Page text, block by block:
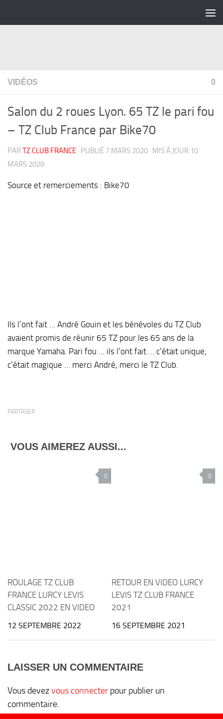
VIDÉOS 0
Salon du 2 roues Lyon. 65 TZ le pari fou
– TZ Club France par Bike70
PARTZ CLUB FRANCE · PUBLIÉ 7 MARS 2020 · MIS À JOUR 10
MARS 2020
Source et remerciements : Bike70
Ils l’ont fait … André Gouin et les bénévoles du TZ Club
avaient promis de réunir 65 TZ pour les 65 ans de la
marque Yamaha. Pari fou … ils l’ont fait … c’était unique,
c’était magique … merci André, merci le TZ Club.
PARTAGER
VOUS AIMEREZ AUSSI...
0
ROULAGE TZ CLUB
FRANCE LURCY LEVIS
CLASSIC 2022 EN VIDEO
12 SEPTEMBRE 2022
0
RETOUR EN VIDEO LURCY
LEVIS TZ CLUB FRANCE
2021
16 SEPTEMBRE 2021
LAISSER UN COMMENTAIRE
Vous devezvous connecter pour publier un
commentaire.